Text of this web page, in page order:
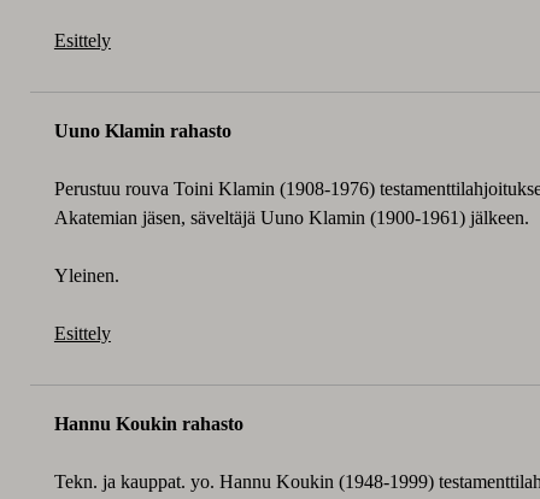
Esittely
Uuno Klamin rahasto
Perustuu rouva Toini Klamin (1908-1976)
Akatemian jäsen, säveltäjä Uuno Klamin (1900-1961) jälkeen.
Yleinen.
Esittely
Hannu Koukin rahasto
Tekn. ja kauppat. yo. Hannu Koukin (1948-1999)